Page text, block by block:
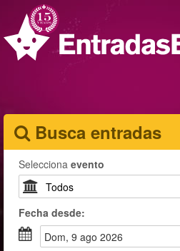
Busca entradas
Selecciona evento
Fecha desde:
dom, 9 ago 2026